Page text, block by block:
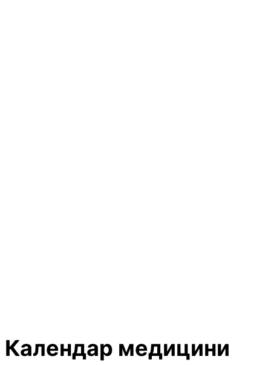
Календар медицини